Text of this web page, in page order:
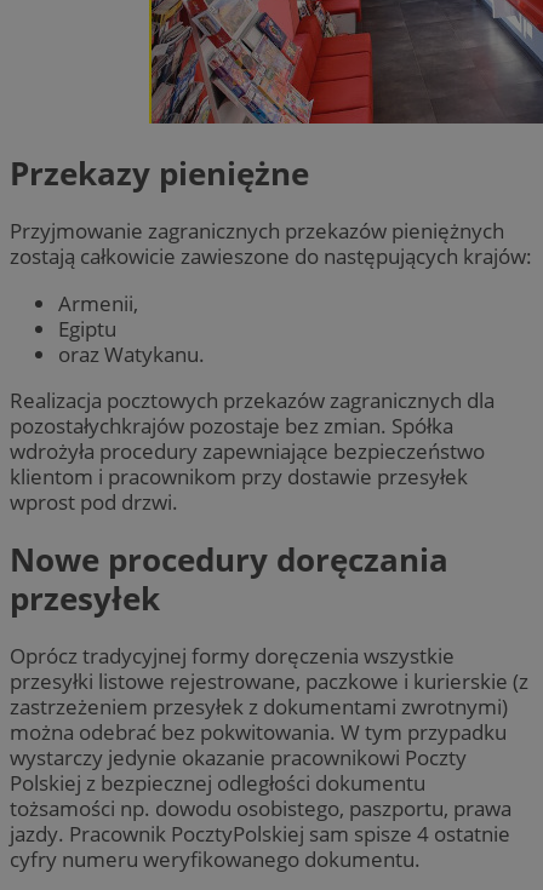
Przekazy pieniężne
Przyjmowanie zagranicznych przekazów pieniężnych
zostają całkowicie zawieszone do następujących krajów:
Armenii,
Egiptu
oraz Watykanu.
Realizacja pocztowych przekazów zagranicznych dla
pozostałychkrajów pozostaje bez zmian. Spółka
wdrożyła procedury zapewniające bezpieczeństwo
klientom i pracownikom przy dostawie przesyłek
wprost pod drzwi.
Nowe procedury doręczania
przesyłek
Oprócz tradycyjnej formy doręczenia wszystkie
przesyłki listowe rejestrowane, paczkowe i kurierskie (z
zastrzeżeniem przesyłek z dokumentami zwrotnymi)
można odebrać bez pokwitowania. W tym przypadku
wystarczy jedynie okazanie pracownikowi Poczty
Polskiej z bezpiecznej odległości dokumentu
tożsamości np. dowodu osobistego, paszportu, prawa
jazdy. Pracownik PocztyPolskiej sam spisze 4 ostatnie
cyfry numeru weryfikowanego dokumentu.